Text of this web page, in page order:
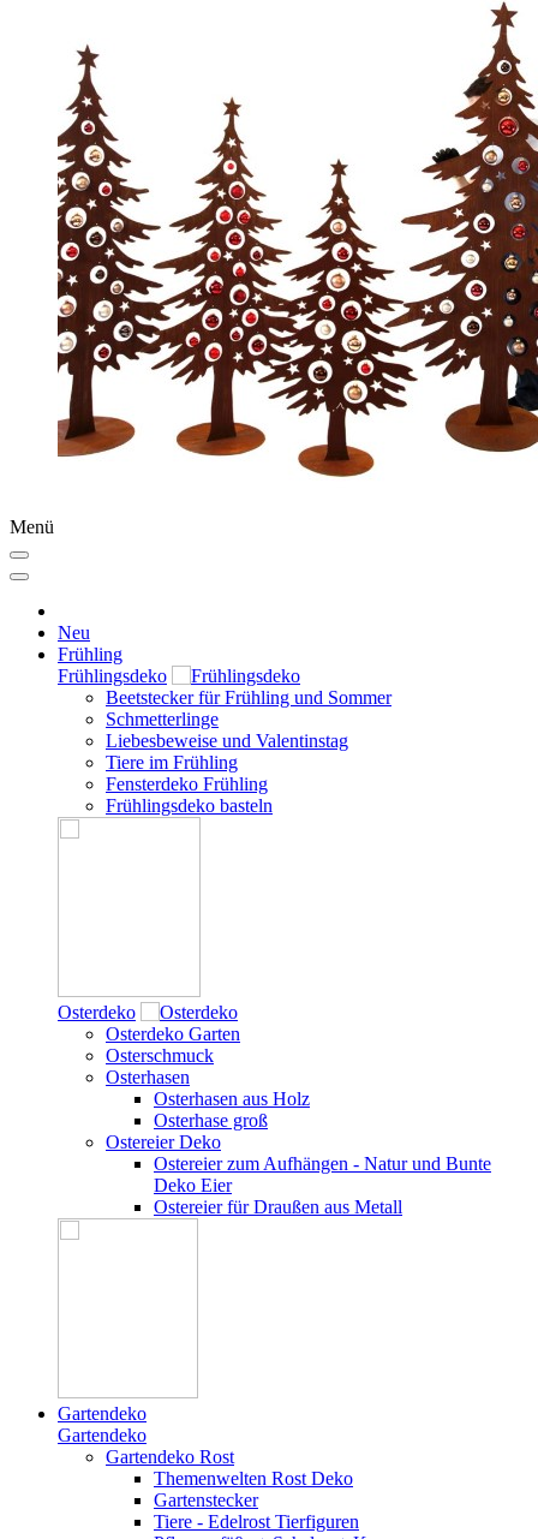
Menü
Neu
Frühling
Frühlingsdeko
Beetstecker für Frühling und Sommer
Schmetterlinge
Liebesbeweise und Valentinstag
Tiere im Frühling
Fensterdeko Frühling
Frühlingsdeko basteln
Osterdeko
Osterdeko Garten
Osterschmuck
Osterhasen
Osterhasen aus Holz
Osterhase groß
Ostereier Deko
Ostereier zum Aufhängen - Natur und Bunte
Deko Eier
Ostereier für Draußen aus Metall
Gartendeko
Gartendeko
Gartendeko Rost
Themenwelten Rost Deko
Gartenstecker
Tiere - Edelrost Tierfiguren